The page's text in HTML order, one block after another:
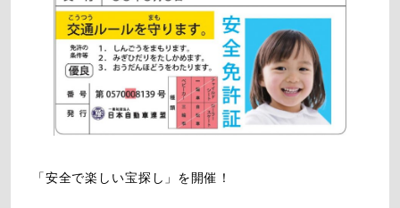
「安全で楽しい宝探し」を開催！